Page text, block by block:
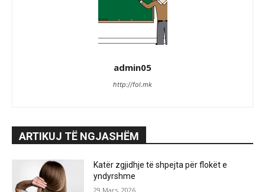
admin05
http://fol.mk
ARTIKUJ TË NGJASHËM
Katër zgjidhje të shpejta për flokët e
yndyrshme
29 Mars, 2026